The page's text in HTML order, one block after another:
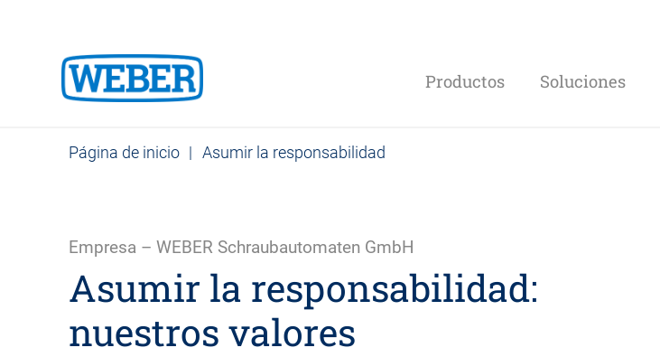
Productos Soluciones
Página de inicio | Asumir la responsabilidad
Empresa – WEBER Schraubautomaten GmbH
Asumir la responsabilidad:
nuestros valores